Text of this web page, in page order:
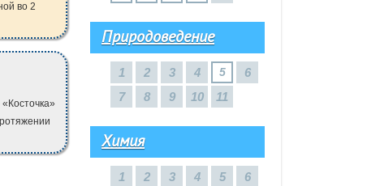
во 2
Природоведение
1 2 3 4 5
6
7
8 9 10 11
Химия
1 2 3 4 5
6